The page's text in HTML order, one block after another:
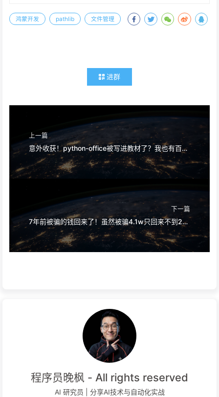
鸿蒙开发 pathlib 文件管理
进群
上一篇
意外收获！python-office被写进教材了？我也有百度百科词条了？
下一篇
7年前被骗的钱回来了！虽然被骗4.1w只回来不到2千，但我又一次相信公平正义了！
程序员晚枫 - All rights reserved
AI 研究员 | 分享AI技术与自动化实战